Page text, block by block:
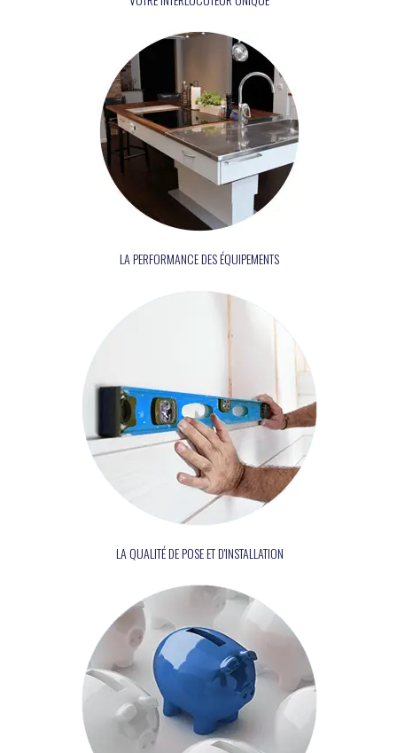
LA PERFORMANCE DES ÉQUIPEMENTS
LA QUALITÉ DE POSE ET D'INSTALLATION
Pharmacies
Hôtellerie/ Restauration
Commerces
Bureaux
Campings/ tourisme
Écoles/ Crèches